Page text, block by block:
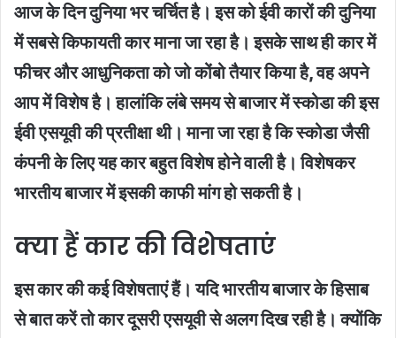
आज के दिन दुनिया भर चर्चित है। इस को ईवी कारों की दुनिया
में सबसे किफायती कार माना जा रहा है। इसके साथ ही कार में
फीचर और आधुनिकता को जो कोंबो तैयार किया है, वह अपने
आप में विशेष है। हालांकि लंबे समय से बाजार में स्कोडा की इस
ईवी एसयूवी की प्रतीक्षा थी। माना जा रहा है कि स्कोडा जैसी
कंपनी के लिए यह कार बहुत विशेष होने वाली है। विशेषकर
भारतीय बाजार में इसकी काफी मांग हो सकती है।
क्या हैं कार की विशेषताएं
इस कार की कई विशेषताएं हैं। यदि भारतीय बाजार के हिसाब
से बात करें तो कार दूसरी एसयूवी से अलग दिख रही है। क्योंकि